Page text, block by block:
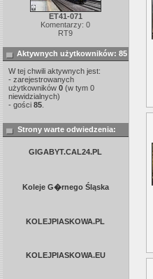
ET41-071
Komentarzy: 0
RT9
Aktywnych użytkowników: 85
W tej chwili aktywnych jest:
- zarejestrowanych
użytkowników 0(w tym 0
niewidzialnych)
- gości 85.
Strony warte odwiedzenia:
GIGABYT.CAL24.PL
Koleje G�rnego Śląska
KOLEJPIASKOWA.PL
KOLEJPIASKOWA.EU